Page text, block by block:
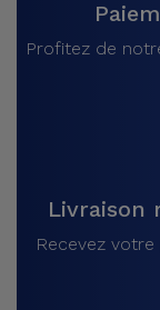
Profitez de
Livraison
Recevez